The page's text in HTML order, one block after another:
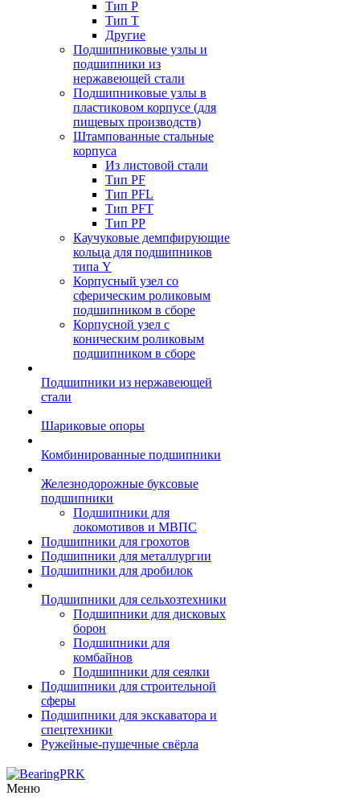
Тип P
Тип T
Другие
Подшипниковые узлы и
подшипники из
нержавеющей стали
Подшипниковые узлы в
пластиковом корпусе (для
пищевых производств)
Штампованные стальные
корпуса
Из листовой стали
Тип PF
Тип PFL
Тип PFT
Тип PP
Каучуковые демпфирующие
кольца для подшипников
типа Y
Корпусный узел со
сферическим роликовым
подшипником в сборе
Корпусной узел с
коническим роликовым
подшипником в сборе
Подшипники из нержавеющей
стали
Шариковые опоры
Комбинированные подшипники
Железнодорожные буксовые
подшипники
Подшипники для
локомотивов и МВПС
Подшипники для грохотов
Подшипники для металлургии
Подшипники для дробилок
Подшипники для сельхозтехники
Подшипники для дисковых
борон
Подшипники для
комбайнов
Подшипники для сеялки
Подшипники для строительной
сферы
Подшипники для экскаватора и
спецтехники
Ружейные-пушечные свёрла
Меню